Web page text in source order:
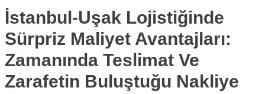
İstanbul-Uşak Lojistiğinde
Sürpriz Maliyet Avantajları:
Zamanında Teslimat Ve
Zarafetin Buluştuğu Nakliye